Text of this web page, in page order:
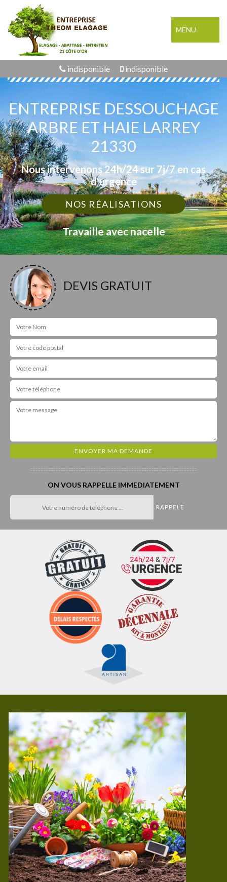
MENU
indisponible indisponible
ENTREPRISE DESSOUCHAGE
ARBRE ET HAIE LARREY
21330
Nous intervenons 24h/24 sur 7j/7 en cas
d'urgence
NOS RÉALISATIONS
Travaille avec nacelle
DEVIS GRATUIT
ON VOUS RAPPELLE IMMEDIATEMENT